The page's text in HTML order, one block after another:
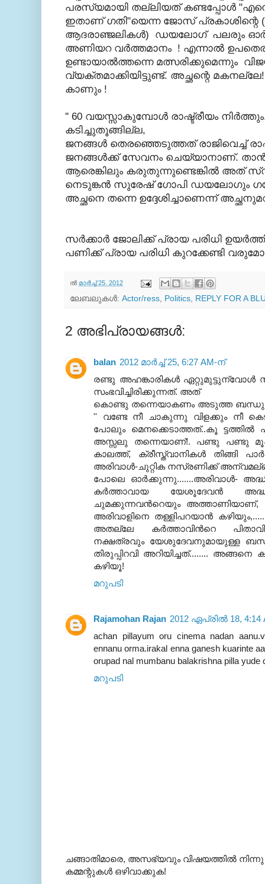
പരസ്യമായി തല്ലിയത് കണ്ടപ്പോള്‍
ഇതാണ് ഗതി"യെന്ന ജോസ്
ആദരാഞ്ജലികള്‍) ഡയലോഗ് പലരും
അണിയറ വര്‍ത്തമാനം ! എന്നാല്‍
ഉണ്ടായാല്‍ത്തന്നെ മത്സരിക്കുമെന്നും
വ്യക്തമാക്കിയിട്ടുണ്ട്. അച്ഛന്റെ
കാണും !
'' 60 വയസ്സാകുമ്പോള്‍ രാഷ്ട്രീയം
കടിച്ചുതൂങ്ങില്ല,
ജനങ്ങള്‍ തെരഞ്ഞെടുത്തത് രാജിവെച്ച്
ജനങ്ങള്‍ക്ക് സേവനം ചെയ്യാനാണ്. താന്‍
ആരെങ്കിലും കരുതുന്നുണ്ടെങ്കില്‍ അത്
നെടുങ്കന്‍ സുരേഷ് ഗോപി ഡയലോഗും
അച്ഛനെ തന്നെ ഉദ്ദേശിച്ചാണെന്ന്
സര്‍ക്കാര്‍ ജോലിക്ക് പ്രായ പരിധി
പണിക്ക് പ്രായ പരിധി കുറക്കേണ്ടി വരുമോ?
ല്‍ മാർച്ച് 25, 2012
ലേബലുകള്‍: Actor/ress, Politics, REPLY FOR A
2 അഭിപ്രായങ്ങൾ:
balan 2012 മാർച്ച് 25, 6:27 AM-ന്
രണ്ടു അഹങ്കാരികള്‍ ഏറ്റുമുട്ടുന്വോള്‍
സംഭവിച്ചിരിക്കുന്നത്. അത്
കൊണ്ടു തന്നെയാകണം അടുത്ത
'' വണ്ടേ നീ ചാകുന്നു വിളക്കും നീ
പോലും മെനക്കെടാത്തത്..കൂ ട്ടത്തില്‍
അസ്സലു തന്നെയാണ്!. പണ്ടു പണ്ടു
കാലത്ത്, ക്രീസ്ത്വാനികള്‍ തിങ്ങി
അരിവാള്‍-ചുറ്റിക നസ്രണിക്ക്
പോലെ ഓര്‍ക്കുന്നു.......അരിവാള്‍-
കര്‍ത്താവായ യേശൂദേവന്‍
ചുമക്കുന്നവന്‍റെയും അത്താണിയാണ്,
അരിവാളിനെ തള്ളിപറയാന്‍
അതല്ലേ കര്‍ത്താവിന്‍റെ
നക്ഷത്രവും യേശുദേവനുമായുള്ള
തിരുപ്പിറവി അറിയിച്ചത്........ അങ്ങനെ
കഴിയൂ!
മറുപടി
Rajamohan Rajan 2012 ഏപ്രിൽ 18, 4:14
achan pillayum oru cinema nadan
ennanu orma.irakal enna ganesh kuarinte
orupad nal mumbanu balakrishna pilla yude
മറുപടി
ചങ്ങാതിമാരെ, അസഭ്യവും വിഷയത്തില്‍ നിന്നു
കമ്മന്റുകള്‍ ഒഴിവാക്കുക!